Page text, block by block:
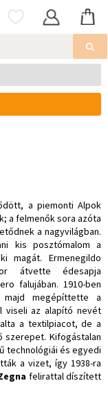
a piemonti Alpok
a felmenők sora azóta
a nagyvilágban.
kis posztómalom a
magát. Ermenegildo
átvette édesapja
falujában. 1910-ben
majd megépíttette a
viseli az alapító nevét
a textilpiacot, de a
Kifogástalan
technológiái és egyedi
a vizet, így 1938-ra
felirattal díszített